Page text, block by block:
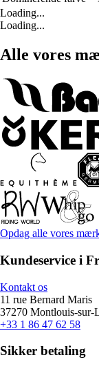
Loading...
Loading...
Alle vores
Opdag alle vores
Kundeservice i
Kontakt os
11 rue Bernard Maris
37270 Montlouis-sur-
+33 1 86 47 62 58
Sikker betaling